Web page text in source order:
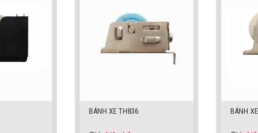
BÁNH XE TH836 BÁNH